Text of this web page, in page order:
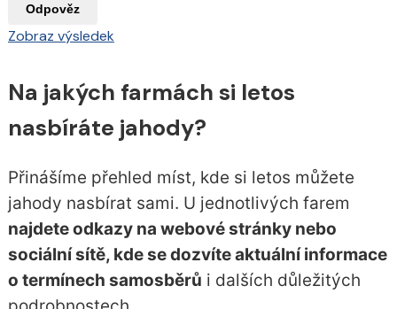
Odpověz
Zobraz výsledek
Na jakých farmách si letos
nasbíráte jahody?
Přinášíme přehled míst, kde si letos můžete
jahody nasbírat sami. U jednotlivých farem
najdete odkazy na webové stránky nebo
sociální sítě, kde se dozvíte aktuální informace
o termínech samosběrů i dalších důležitých